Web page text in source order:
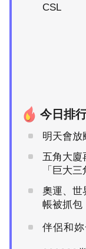
CSL
今日排
明天會放
五角大廈
「巨大三
奧運、世
帳被抓包
伴侶和